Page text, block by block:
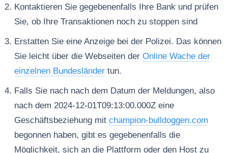
Kontaktieren Sie gegebenenfalls Ihre Bank und prüfen
Sie, ob Ihre Transaktionen noch zu stoppen sind
Erstatten Sie eine Anzeige bei der Polizei. Das können
Sie leicht über die Webseiten der Online Wache der
einzelnen Bundesländertun.
Falls Sie nach nach dem Datum der Meldungen, also
nach dem 2024-12-01T09:13:00.000Z eine
Geschäftsbeziehung mit champion-bulldoggen.com
begonnen haben, gibt es gegebenenfalls die
Möglichkeit, sich an die Plattform oder den Host zu